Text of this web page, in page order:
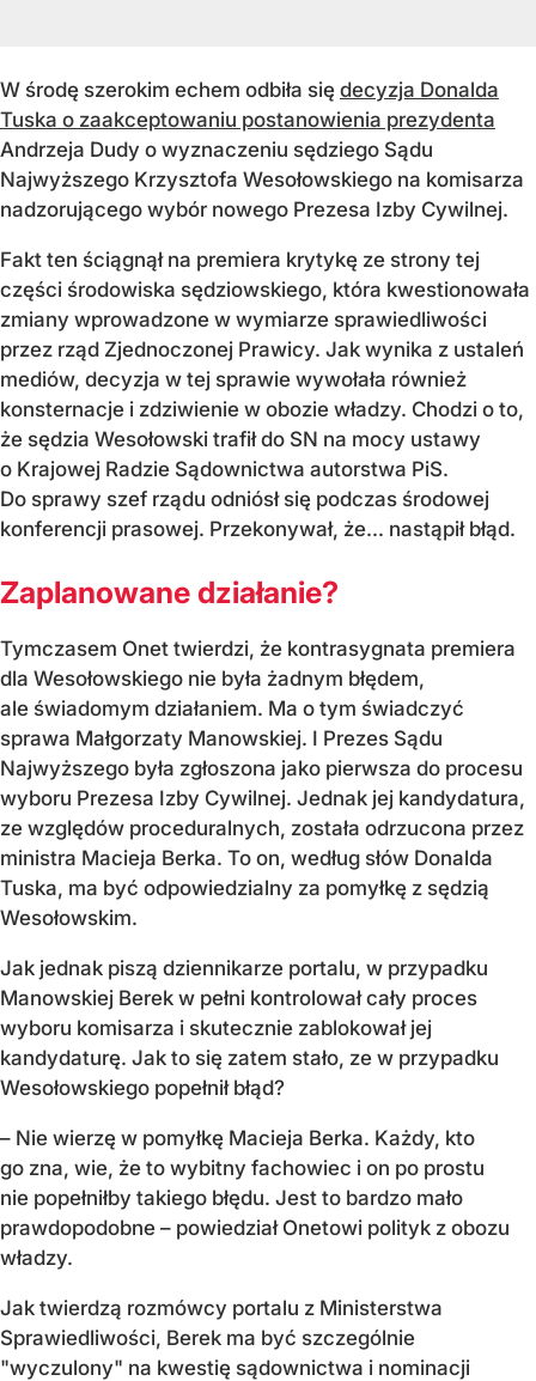
W środę szerokim echem odbiła się decyzja Donalda
Tuska o zaakceptowaniu postanowienia prezydenta
Andrzeja Dudy o wyznaczeniu sędziego Sądu
Najwyższego Krzysztofa Wesołowskiego na komisarza
nadzorującego wybór nowego Prezesa Izby Cywilnej.
Fakt ten ściągnął na premiera krytykę ze strony tej
części środowiska sędziowskiego, która kwestionowała
zmiany wprowadzone w wymiarze sprawiedliwości
przez rząd Zjednoczonej Prawicy. Jak wynika z ustaleń
mediów, decyzja w tej sprawie wywołała również
konsternacje i zdziwienie w obozie władzy. Chodzi o to,
że sędzia Wesołowski trafił do SN na mocy ustawy
o Krajowej Radzie Sądownictwa autorstwa PiS.
Do sprawy szef rządu odniósł się podczas środowej
konferencji prasowej. Przekonywał, że... nastąpił błąd.
Zaplanowane działanie?
Tymczasem Onet twierdzi, że kontrasygnata premiera
dla Wesołowskiego nie była żadnym błędem,
ale świadomym działaniem. Ma o tym świadczyć
sprawa Małgorzaty Manowskiej. I Prezes Sądu
Najwyższego była zgłoszona jako pierwsza do procesu
wyboru Prezesa Izby Cywilnej. Jednak jej kandydatura,
ze względów proceduralnych, została odrzucona przez
ministra Macieja Berka. To on, według słów Donalda
Tuska, ma być odpowiedzialny za pomyłkę z sędzią
Wesołowskim.
Jak jednak piszą dziennikarze portalu, w przypadku
Manowskiej Berek w pełni kontrolował cały proces
wyboru komisarza i skutecznie zablokował jej
kandydaturę. Jak to się zatem stało, ze w przypadku
Wesołowskiego popełnił błąd?
– Nie wierzę w pomyłkę Macieja Berka. Każdy, kto
go zna, wie, że to wybitny fachowiec i on po prostu
nie popełniłby takiego błędu. Jest to bardzo mało
prawdopodobne – powiedział Onetowi polityk z obozu
władzy.
Jak twierdzą rozmówcy portalu z Ministerstwa
Sprawiedliwości, Berek ma być szczególnie
"wyczulony" na kwestię sądownictwa i nominacji